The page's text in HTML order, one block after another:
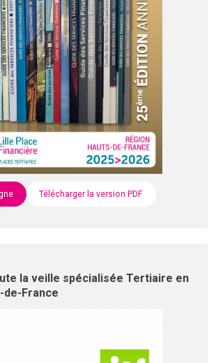
Télécharger la version PDF
la veille spécialisée Tertiaire en
de-France